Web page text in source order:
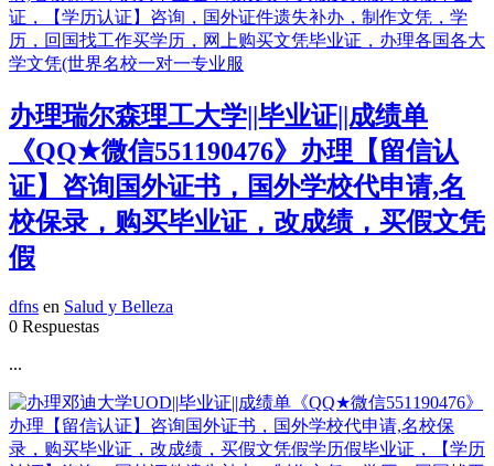
办理瑞尔森理工大学||毕业证||成绩单
《QQ★微信551190476》办理【留信认
证】咨询国外证书，国外学校代申请,名
校保录，购买毕业证，改成绩，买假文凭
假
dfns en Salud y Belleza
0 Respuestas
...